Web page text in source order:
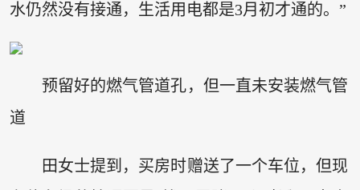
水仍然没有接通，生活用电都是3月初才通的。”
预留好的燃气管道孔，但一直未安装燃气管
道
田女士提到，买房时赠送了一个车位，但现